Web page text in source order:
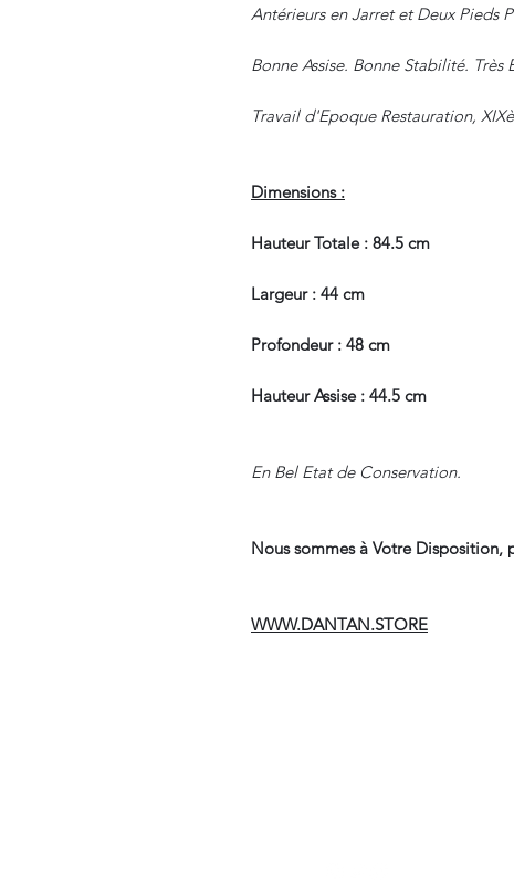
Antérieurs en Jarret et Deux Pieds
Bonne Assise. Bonne Stabilité. Très
Travail d'Epoque Restauration,
Dimensions :
Hauteur Totale : 84.5 cm
Largeur : 44 cm
Profondeur : 48 cm
Hauteur Assise : 44.5 cm
En Bel Etat de Conservation.
Nous sommes à Votre
WWW.DANTAN.STORE